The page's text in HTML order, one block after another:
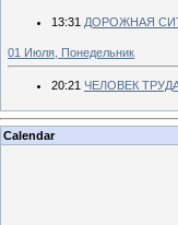
13:31 ДОРОЖНАЯ
01 Июля, Понедельник
20:21 ЧЕЛОВЕК
Calendar